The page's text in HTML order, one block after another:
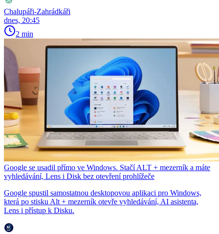
Chalupáři-Zahrádkáři
dnes, 20:45
2 min
Google se usadil přímo ve Windows. Stačí ALT + mezerník a máte
vyhledávání, Lens i Disk bez otevření prohlížeče
Google spustil samostatnou desktopovou aplikaci pro Windows,
která po stisku Alt + mezerník otevře vyhledávání, AI asistenta,
Lens i přístup k Disku.